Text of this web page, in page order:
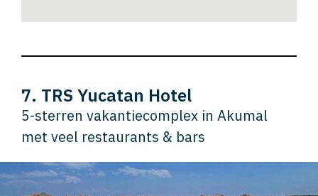
7. TRS Yucatan Hotel
5-sterren vakantiecomplex in Akumal
met veel restaurants & bars